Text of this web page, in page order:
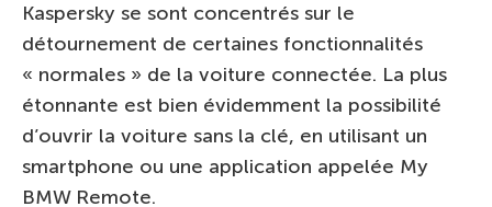
Kaspersky se sont concentrés sur le
détournement de certaines fonctionnalités
« normales » de la voiture connectée. La plus
étonnante est bien évidemment la possibilité
d’ouvrir la voiture sans la clé, en utilisant un
smartphone ou une application appelée My
BMW Remote.